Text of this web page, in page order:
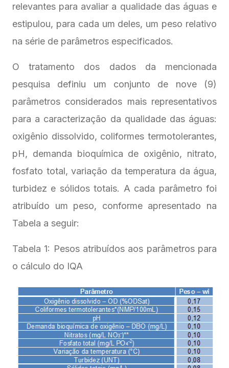
relevantes para avaliar a qualidade das águas e
estipulou, para cada um deles, um peso relativo
na série de parâmetros especificados.
O tratamento dos dados da mencionada
pesquisa definiu um conjunto de nove (9)
parâmetros considerados mais representativos
para a caracterização da qualidade das águas:
oxigênio dissolvido, coliformes termotolerantes,
pH, demanda bioquímica de oxigênio, nitrato,
fosfato total, variação da temperatura da água,
turbidez e sólidos totais. A cada parâmetro foi
atribuído um peso, conforme apresentado na
Tabela a seguir:
Tabela 1: Pesos atribuídos aos parâmetros para
o cálculo do IQA